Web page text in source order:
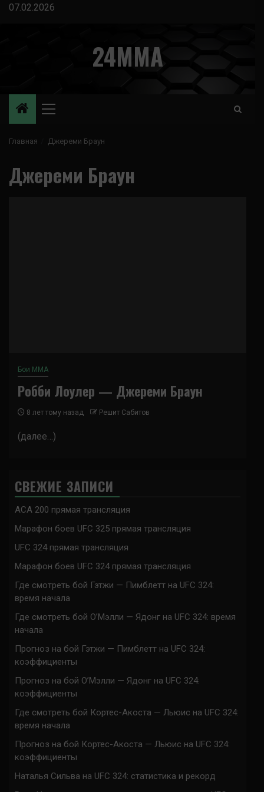
Перейти
07.02.2026
24MMA
Основное
Главная Джереми Браун
Джереми Браун
Бои ММА
Робби Лоулер — Джереми Браун
8 лет тому назад Решит Сабитов
(далее…)
СВЕЖИЕ ЗАПИСИ
ACA 200 прямая трансляция
Марафон боев UFC 325 прямая трансляция
UFC 324 прямая трансляция
Марафон боев UFC 324 прямая трансляция
Где смотреть бой Гэтжи — Пимблетт на UFC 324:
время начала
Где смотреть бой О’Мэлли — Ядонг на UFC 324: время
начала
Прогноз на бой Гэтжи — Пимблетт на UFC 324:
коэффициенты
Прогноз на бой О’Мэлли — Ядонг на UFC 324:
коэффициенты
Где смотреть бой Кортес-Акоста — Льюис на UFC 324:
время начала
Прогноз на бой Кортес-Акоста — Льюис на UFC 324:
коэффициенты
Наталья Сильва на UFC 324: статистика и рекорд